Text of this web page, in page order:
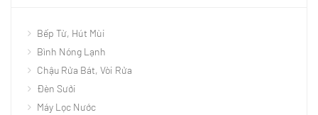
Bếp Từ, Hút Mùi
Bình Nóng Lạnh
Chậu Rửa Bát, Vòi Rửa
Đèn Sưởi
Máy Lọc Nước